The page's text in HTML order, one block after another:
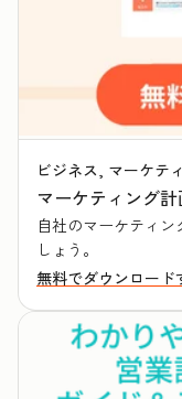
ビジネス, マーケテ
マーケティング
自社のマーケティ
しょう。
無料でダウンロード